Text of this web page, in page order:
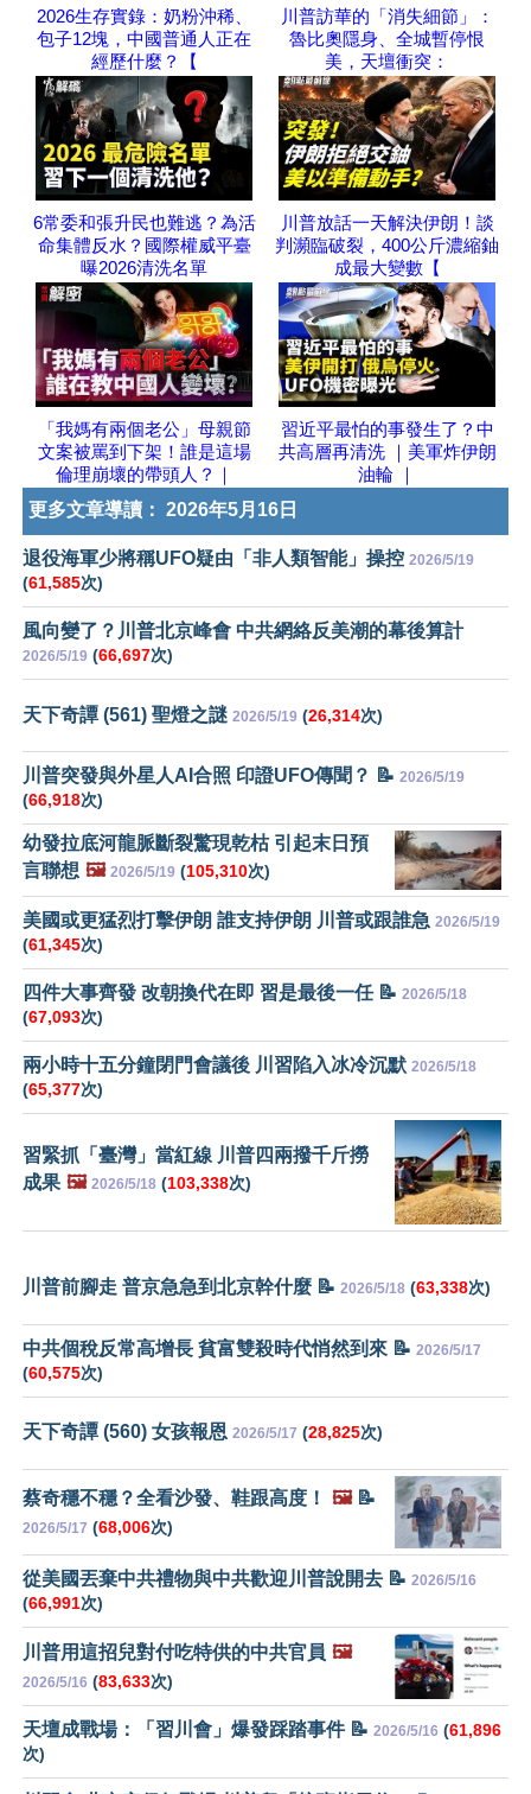
2026生存實錄：奶粉沖稀、
包子12塊，中國普通人正在
經歷什麼？【
川普訪華的「消失細節」：
魯比奧隱身、全城暫停恨
美，天壇衝突：
6常委和張升民也難逃？為活
命集體反水？國際權威平臺
曝2026清洗名單
川普放話一天解決伊朗！談
判瀕臨破裂，400公斤濃縮鈾
成最大變數【
「我媽有兩個老公」母親節
文案被罵到下架！誰是這場
倫理崩壞的帶頭人？｜
習近平最怕的事發生了？中
共高層再清洗 ｜美軍炸伊朗
油輪 ｜
更多文章導讀： 2026年5月16日
退役海軍少將稱UFO疑由「非人類智能」操控 2026/5/19
(61,585次)
風向變了？川普北京峰會 中共網絡反美潮的幕後算計
2026/5/19 (66,697次)
天下奇譚 (561) 聖燈之謎 2026/5/19 (26,314次)
川普突發與外星人AI合照 印證UFO傳聞？ 📝 2026/5/19
(66,918次)
幼發拉底河龍脈斷裂驚現乾枯 引起末日預
言聯想 🖼️ 2026/5/19 (105,310次)
美國或更猛烈打擊伊朗 誰支持伊朗 川普或跟誰急 2026/5/19
(61,345次)
四件大事齊發 改朝換代在即 習是最後一任 📝 2026/5/18
(67,093次)
兩小時十五分鐘閉門會議後 川習陷入冰冷沉默 2026/5/18
(65,377次)
習緊抓「臺灣」當紅線 川普四兩撥千斤撈
成果 🖼️ 2026/5/18 (103,338次)
川普前腳走 普京急急到北京幹什麼 📝 2026/5/18 (63,338次)
中共個稅反常高增長 貧富雙殺時代悄然到來 📝 2026/5/17
(60,575次)
天下奇譚 (560) 女孩報恩 2026/5/17 (28,825次)
蔡奇穩不穩？全看沙發、鞋跟高度！ 🖼️📝
2026/5/17 (68,006次)
從美國丟棄中共禮物與中共歡迎川普說開去 📝 2026/5/16
(66,991次)
川普用這招兒對付吃特供的中共官員 🖼️
2026/5/16 (83,633次)
天壇成戰場：「習川會」爆發踩踏事件 📝 2026/5/16 (61,896
次)